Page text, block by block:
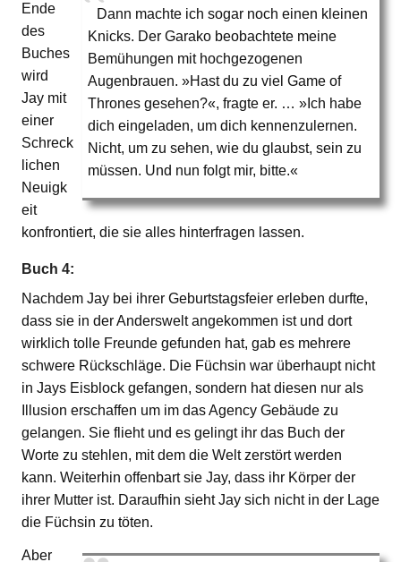
Dann machte ich sogar noch einen kleinen
Knicks. Der Garako beobachtete meine
Bemühungen mit hochgezogenen
Augenbrauen. »Hast du zu viel Game of
Thrones gesehen?«, fragte er. … »Ich habe
dich eingeladen, um dich kennenzulernen.
Nicht, um zu sehen, wie du glaubst, sein zu
müssen. Und nun folgt mir, bitte.«
Ende
des
Buches
wird
Jay mit
einer
Schreck
lichen
Neuigk
eit
konfrontiert, die sie alles hinterfragen lassen.
Buch 4:
Nachdem Jay bei ihrer Geburtstagsfeier erleben durfte,
dass sie in der Anderswelt angekommen ist und dort
wirklich tolle Freunde gefunden hat, gab es mehrere
schwere Rückschläge. Die Füchsin war überhaupt nicht
in Jays Eisblock gefangen, sondern hat diesen nur als
Illusion erschaffen um im das Agency Gebäude zu
gelangen. Sie flieht und es gelingt ihr das Buch der
Worte zu stehlen, mit dem die Welt zerstört werden
kann. Weiterhin offenbart sie Jay, dass ihr Körper der
ihrer Mutter ist. Daraufhin sieht Jay sich nicht in der Lage
die Füchsin zu töten.
Aber